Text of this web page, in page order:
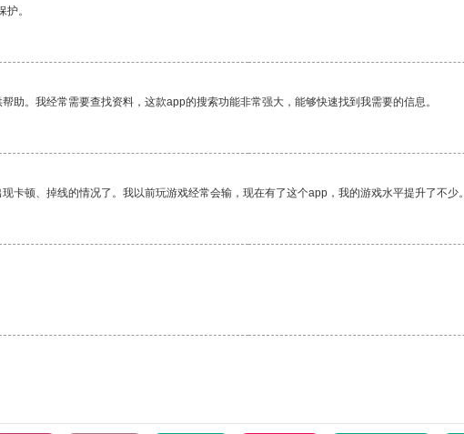
。
助。我经常需要查找资料，这款app的搜索功能非常强大，能够快速找到我需要的信息。
卡顿、掉线的情况了。我以前玩游戏经常会输，现在有了这个app，我的游戏水平提升了不少。